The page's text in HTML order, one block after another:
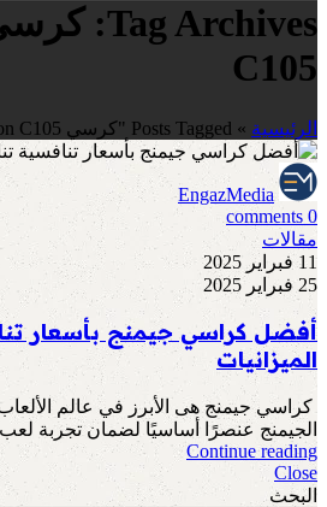
C105
الرئيسية » Posts Tagged "كرسي Redragon C105"
EngazMedia
0
comments
مقالات
11 فبراير 2025
25 فبراير 2025
أفضل كراسي جيمنج بأسعار
الميزانيات
كراسي جيمنج هى الأبرز في عالم
الجيمنج عنصرًا أساسيًا لضمان تجربة
Continue reading
Close
البحث